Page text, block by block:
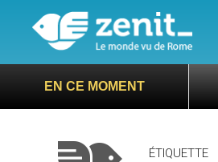
EN CE MOMENT
ÉTIQUETTE